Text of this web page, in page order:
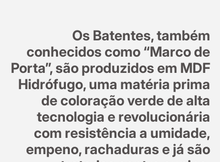
Os Batentes, também
conhecidos como “Marco de
Porta”, são produzidos em MDF
Hidrófugo, uma matéria prima
de coloração verde de alta
tecnologia e revolucionária
com resistência a umidade,
empeno, rachaduras e já são